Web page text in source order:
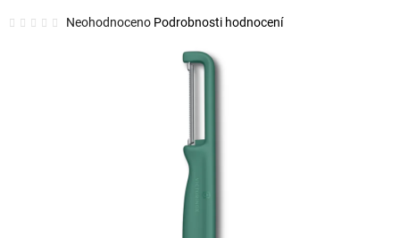
Průměrné
hodnocení
Neohodnoceno Podrobnosti hodnocení